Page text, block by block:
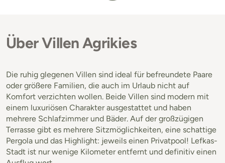
Über Villen Agrikies
Die ruhig glegenen Villen sind ideal für befreundete Paare
oder größere Familien, die auch im Urlaub nicht auf
Komfort verzichten wollen. Beide Villen sind modern mit
einem luxuriösen Charakter ausgestattet und haben
mehrere Schlafzimmer und Bäder. Auf der großzügigen
Terrasse gibt es mehrere Sitzmöglichkeiten, eine schattige
Pergola und das Highlight: jeweils einen Privatpool! Lefkas-
Stadt ist nur wenige Kilometer entfernt und definitiv einen